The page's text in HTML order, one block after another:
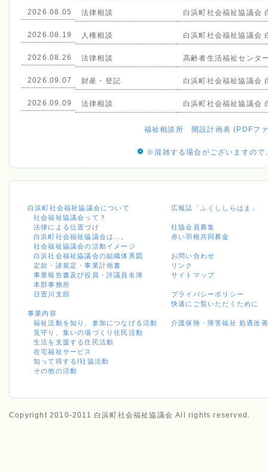
2026.08.05 法律相談 白浜町社会福祉協議会
2026.08.19 人権相談 白浜町社会福祉協議会
2026.08.26 法律相談 高齢者生活福祉センタ
2026.09.07 財産・登記 白浜町社会福祉協議会
2026.09.09 法律相談 白浜町社会福祉協議会
福祉相談所 開設計画表 (PDFフ
※混雑する場合がございますので
白浜町社会福祉協議会について
社会福祉協議会って？
法律による位置づけ
白浜町社会福祉協議会は…。
社会福祉協議会の活動イメージ
白浜社会福祉協議会の組織体系図
定款・諸規定・事業計画書
事業報告書及び役員・評議員名簿
本部事務所
日置川支部
事業内容
福祉活動を知り、参加につなげる活動
見守り、集いの場づくり住民活動
生活を支援する住民活動
在宅福祉サービス
知って得する!社協活動
その他の活動
広報誌「ふくししらはま」
社協会員募集
赤い羽根共同募金
お問い合わせ
リンク
サイトマップ
プライバシーポリシー
快適にご覧いただくために
介護保険・障害福祉 処遇改
Copyright 2010-2011 白浜町社会福祉協議会 All rights reserved.